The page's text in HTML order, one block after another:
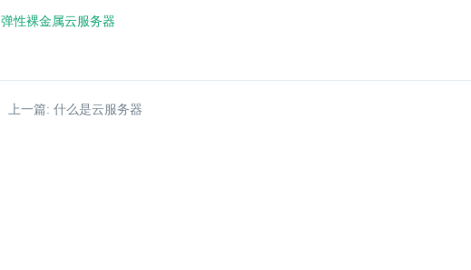
弹性裸金属云服务器
上一篇: 什么是云服务器